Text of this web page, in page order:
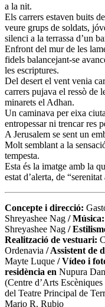
a la nit.
Els carrers estaven buits
veure grups de soldats,
silenci a la terrassa d’un
Enfront del mur de les
fidels balancejant-se
les escriptures.
Del desert el vent venia
carrers pujava el ressò de
minarets el Adhan.
Un caminava per eixa
entropessar ni trencar res
A Jerusalem se sent un
Molt semblant a la
tempesta.
Esta és la imatge amb la
estat d’alerta, de
Concepte i direcció:
Shreyashee Nag / Música:
Shreyashee Nag /
Realització de vestuari:
Ordenavia / Assistent de
Mayte Luque / Vídeo i
residència en Nupura
(Centre d’Arts Escèniques
del Teatre Principal de
Mario R. Rubio